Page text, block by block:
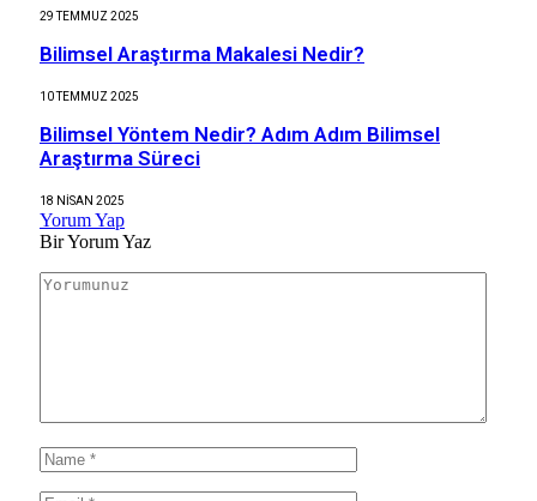
29 TEMMUZ 2025
Bilimsel Araştırma Makalesi Nedir?
10 TEMMUZ 2025
Bilimsel Yöntem Nedir? Adım Adım Bilimsel
Araştırma Süreci
18 NISAN 2025
Yorum Yap
Bir Yorum Yaz